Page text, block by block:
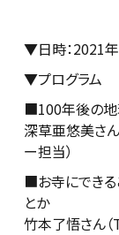
▼日時：2021
▼プログラム
■100年後の地
深草亜悠美さ
ー担当）
■お寺にできる
とか
竹本了悟さん